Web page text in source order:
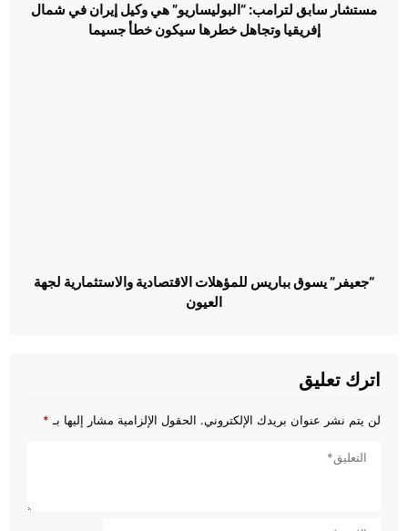
مستشار سابق لترامب: “البوليساريو” هي وكيل إيران في شمال
إفريقيا وتجاهل خطرها سيكون خطأ جسيما
“جعيفر” يسوق بباريس للمؤهلات الاقتصادية والاستثمارية لجهة
العيون
اترك تعليق
لن يتم نشر عنوان بريدك الإلكتروني. الحقول الإلزامية مشار إليها بـ *